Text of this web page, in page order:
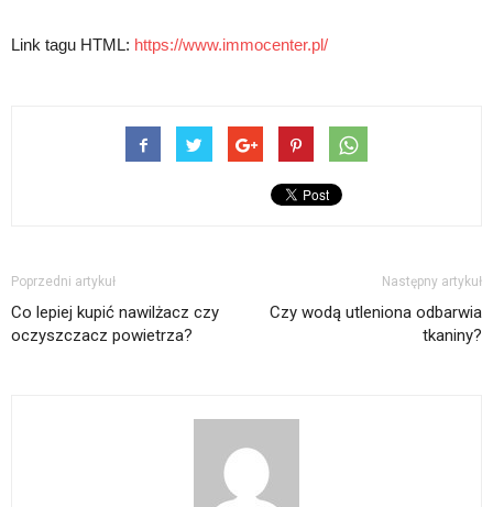
Link tagu HTML: https://www.immocenter.pl/
Poprzedni artykuł
Co lepiej kupić nawilżacz czy
oczyszczacz powietrza?
Następny artykuł
Czy wodą utleniona odbarwia
tkaniny?